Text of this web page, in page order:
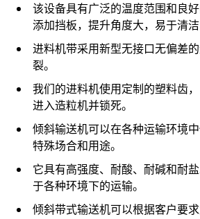
该设备具有广泛的温度范围和良
添加挡板，提升角度大，易于清洁
进料机带采用新型无接口无偏差
裂。
我们的进料机使用定制的塑料齿
进入造粒机并锁死。
倾斜输送机可以在各种运输环境
特殊场合和用途。
它具有高强度、耐酸、耐碱和耐
于各种环境下的运输。
倾斜带式输送机可以根据客户要求